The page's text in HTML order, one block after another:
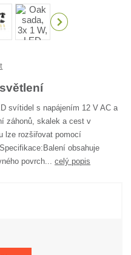
svítidel s napájením 12 V AC a
záhonů, skalek a cest v
lze rozšiřovat pomocí
obsahuje
povrch...celý popis